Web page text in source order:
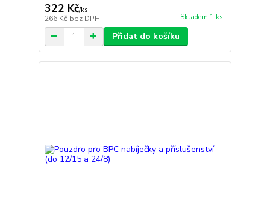
322 Kč/ks
266 Kč bez DPH Skladem 1 ks
Přidat do košíku